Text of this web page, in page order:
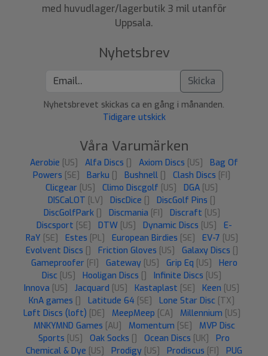
med huvudlager/lagerbutik 3 mil utanför
Uppsala.
Nyhetsbrev
Skicka
Nyhetsbrevet skickas ca en gång i månanden.
Tidigare utskick
Våra Varumärken
Aerobie [US] Alfa Discs Axiom Discs [US]
Bag Of
Powers [SE] Barku Bushnell Clash Discs [FI]
Clicgear [US] Climo Discgolf [US] DGA [US]
DISCaLOT [LV] DiscDice DiscGolf Pins
DiscGolfPark
Discmania [FI] Discraft [US]
Discsport [SE] DTW [US] Dynamic Discs [US]
E-
RaY [SE] Estes [PL] European Birdies [SE] EV-7 [US]
Evolvent Discs
Friction Gloves [US] Galaxy Discs
Gameproofer [FI] Gateway [US] Grip Eq [US]
Hero
Disc [US] Hooligan Discs Infinite Discs [US]
Innova [US] Jacquard [US] Kastaplast [SE] Keen [US]
KnA games
Latitude 64 [SE] Lone Star Disc [TX]
Løft Discs (loft) [DE] MeepMeep [CA] Millennium [US]
MNKYMND Games [AU] Momentum [SE]
MVP Disc
Sports [US] Oak Socks Ocean Discs [UK]
Pro
Chemical & Dye [US] Prodigy [US] Prodiscus [FI]
PUG